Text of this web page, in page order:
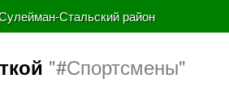
Стальский район
"#Спортсмены"